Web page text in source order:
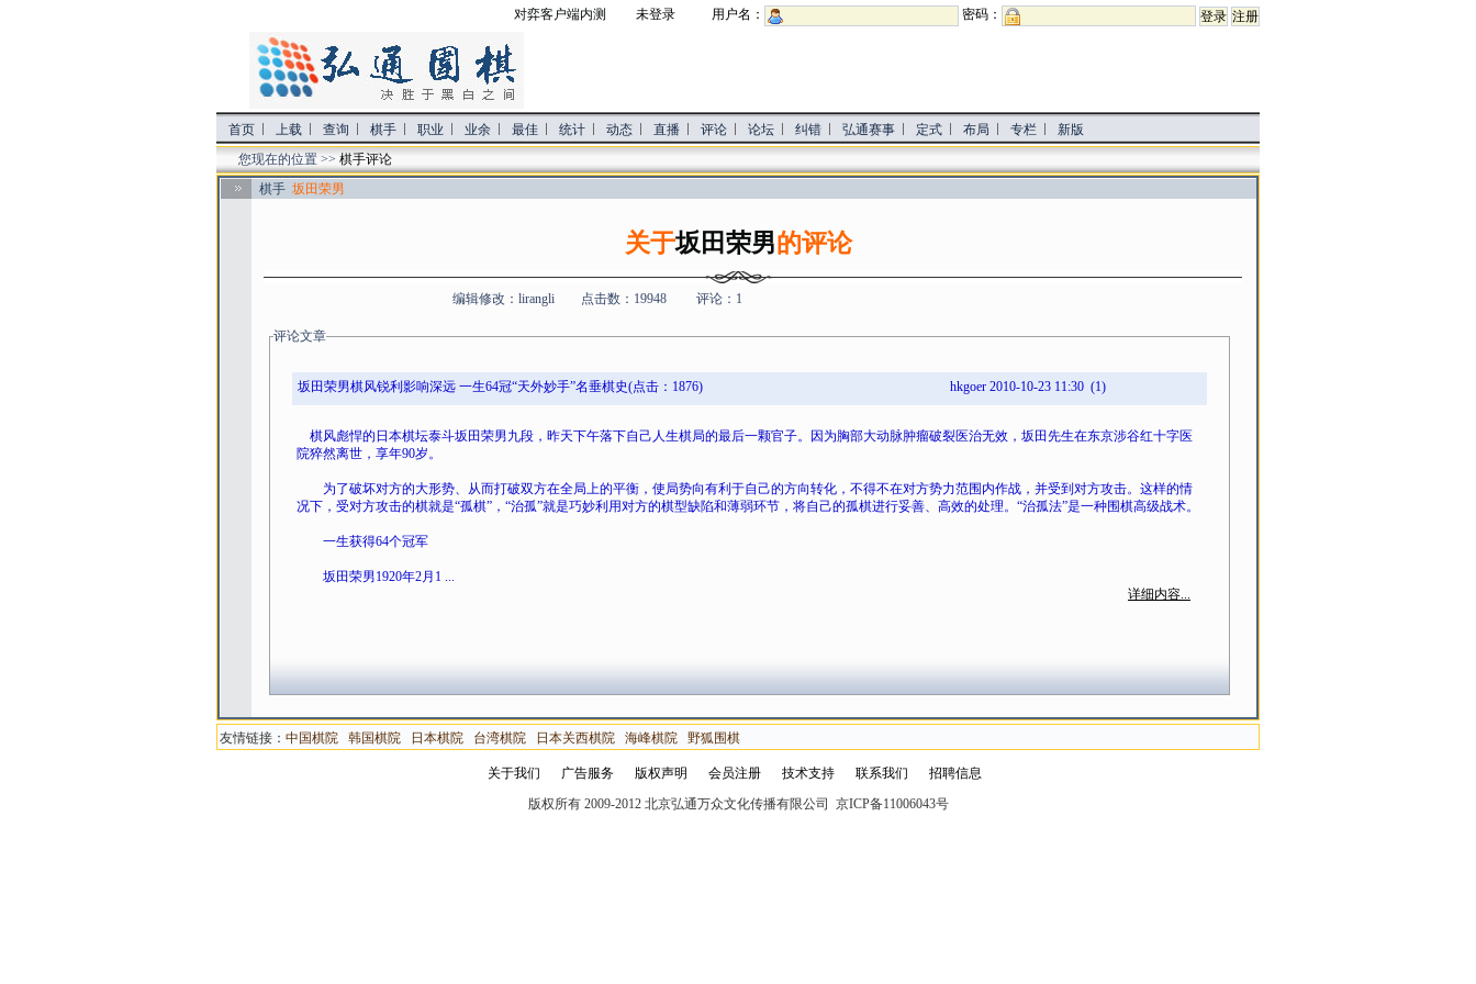
对弈客户端内测 未登录 用户名： 密码：
首页 上载 查询 棋手 职业 业余 最佳 统计 动态 直播 评论 论坛 纠错 弘通赛事 定式 布局 专栏
新版
您现在的位置 >> 棋手评论
棋手 坂田荣男
关于坂田荣男的评论
编辑修改：lirangli 点击数：19948 评论：1
评论文章
坂田荣男棋风锐利影响深远 一生64冠“天外妙手”名垂棋史(点击：1876) hkgoer 2010-10-23 11:30 (1)
棋风彪悍的日本棋坛泰斗坂田荣男九段，昨天下午落下自己人生棋局的最后一颗官子。因为胸部大动脉肿瘤破裂医治无效，坂田先生在东京涉谷红十字医
院猝然离世，享年90岁。
为了破坏对方的大形势、从而打破双方在全局上的平衡，使局势向有利于自己的方向转化，不得不在对方势力范围内作战，并受到对方攻击。这样的情
况下，受对方攻击的棋就是“孤棋”，“治孤”就是巧妙利用对方的棋型缺陷和薄弱环节，将自己的孤棋进行妥善、高效的处理。“治孤法”是一种围棋高级战术。
一生获得64个冠军
坂田荣男1920年2月1 ...
详细内容...
友情链接： 中国棋院 韩国棋院 日本棋院 台湾棋院 日本关西棋院 海峰棋院 野狐围棋
关于我们 广告服务 版权声明 会员注册 技术支持 联系我们
招聘信息
版权所有 2009-2012 北京弘通万众文化传播有限公司 京ICP备11006043号